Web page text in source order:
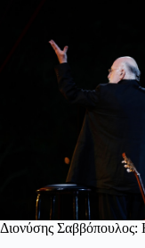
Διονύσης Σαββόπουλος: